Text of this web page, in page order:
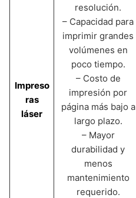
Impreso
ras
láser
resolución.
– Capacidad para
imprimir grandes
volúmenes en
poco tiempo.
– Costo de
impresión por
página más bajo a
largo plazo.
– Mayor
durabilidad y
menos
mantenimiento
requerido.